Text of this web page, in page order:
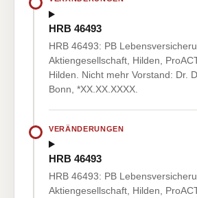
HRB 46493
HRB 46493: PB
Aktiengesellschaft, Hilden,
Hilden. Nicht mehr Vorstand: Dr.
Bonn, *XX.XX.XXXX.
VERÄNDERUNGEN
HRB 46493
HRB 46493: PB
Aktiengesellschaft, Hilden,